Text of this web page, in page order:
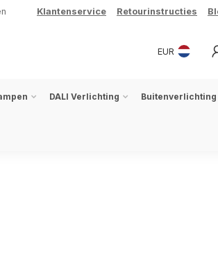
Klantenservice Retourinstructies
EUR
DALI Verlichting Buitenverlichting